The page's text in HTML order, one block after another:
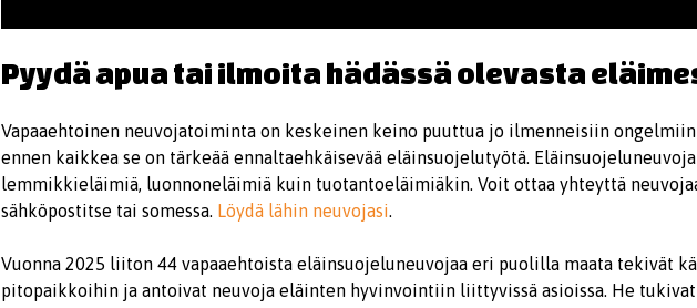
Pyydä apua tai ilmoita hädässä olevasta
Vapaaehtoinen neuvojatoiminta on keskeinen keino puuttua jo ilmenneisiin
ennen kaikkea se on tärkeää ennaltaehkäisevää eläinsuojelutyötä.
lemmikkieläimiä, luonnoneläimiä kuin tuotantoeläimiäkin. Voit ottaa yhteyttä
sähköpostitse tai somessa. Löydä lähin neuvojasi.
Vuonna 2025 liiton 44 vapaaehtoista eläinsuojeluneuvojaa eri puolilla maata tekivät
pitopaikkoihin ja antoivat neuvoja eläinten hyvinvointiin liittyvissä asioissa. He